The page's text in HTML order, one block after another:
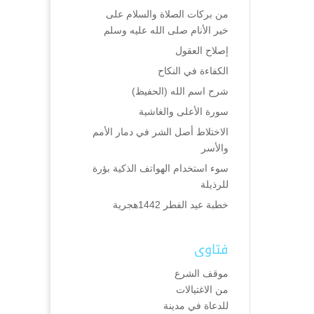
من بركات الصلاة والسلام على
خير الأنام صلى الله عليه وسلم
إصلاح العقول
الكفاءة في النكاح
شرح اسم الله (الحفيظ)
سورة الأعلى والغاشية
الاختلاط أصل الشر في دمار الأمم
والأسر
سوء استخدام الهواتف الذكية بؤرة
للرذيلة
خطبة عيد الفطر 1442هجرية
فتاوى
موقف الشرع
من الاغتيالات
للدعاة في مدينة